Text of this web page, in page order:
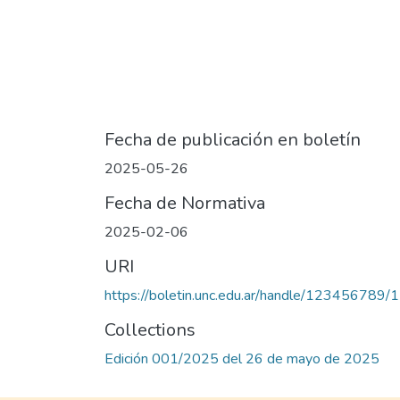
Fecha de publicación en boletín
2025-05-26
Fecha de Normativa
2025-02-06
URI
https://boletin.unc.edu.ar/handle/123456789/
Collections
Edición 001/2025 del 26 de mayo de 2025